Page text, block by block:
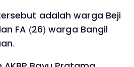
adalah warga Beji
FA (26) warga Bangil